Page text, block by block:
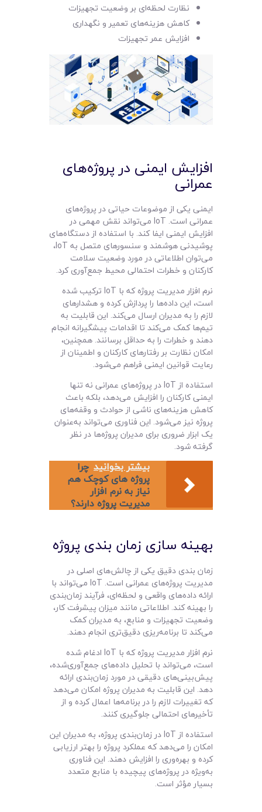
نظارت لحظه‌ای بر وضعیت تجهیزات
کاهش هزینه‌های تعمیر و نگهداری
افزایش عمر تجهیزات
افزایش ایمنی در پروژه‌های
عمرانی
ایمنی یکی از موضوعات حیاتی در پروژه‌های
عمرانی است. IoT می‌تواند نقش مهمی در
افزایش ایمنی ایفا کند. با استفاده از دستگاه‌های
پوشیدنی هوشمند و سنسورهای متصل به IoT،
می‌توان اطلاعاتی در مورد وضعیت سلامت
کارکنان و خطرات احتمالی محیط جمع‌آوری کرد.
نرم افزار مدیریت پروژه که با IoT ترکیب شده
است، این داده‌ها را پردازش کرده و هشدارهای
لازم را به مدیران ارسال می‌کند. این قابلیت به
تیم‌ها کمک می‌کند تا اقدامات پیشگیرانه انجام
دهند و خطرات را به حداقل برسانند. همچنین،
امکان نظارت بر رفتارهای کارکنان و اطمینان از
رعایت قوانین ایمنی فراهم می‌شود.
استفاده از IoT در پروژه‌های عمرانی نه تنها
ایمنی کارکنان را افزایش می‌دهد، بلکه باعث
کاهش هزینه‌های ناشی از حوادث و وقفه‌های
پروژه نیز می‌شود. این فناوری می‌تواند به‌عنوان
یک ابزار ضروری برای مدیران پروژه‌ها در نظر
گرفته شود.
بیشتر بخوانید چرا
پروژه‌ های کوچک هم
نیاز به نرم‌ افزار
مدیریت پروژه دارند؟
بهینه‌ سازی زمان‌ بندی پروژه
زمان‌ بندی دقیق یکی از چالش‌های اصلی در
مدیریت پروژه‌های عمرانی است. IoT می‌تواند با
ارائه داده‌های واقعی و لحظه‌ای، فرآیند زمان‌بندی
را بهینه کند. اطلاعاتی مانند میزان پیشرفت کار،
وضعیت تجهیزات و منابع، به مدیران کمک
می‌کند تا برنامه‌ریزی دقیق‌تری انجام دهند.
نرم افزار مدیریت پروژه که با IoT ادغام شده
است، می‌تواند با تحلیل داده‌های جمع‌آوری‌شده،
پیش‌بینی‌های دقیقی در مورد زمان‌بندی ارائه
دهد. این قابلیت به مدیران پروژه امکان می‌دهد
که تغییرات لازم را در برنامه‌ها اعمال کرده و از
تأخیرهای احتمالی جلوگیری کنند.
استفاده از IoT در زمان‌بندی پروژه، به مدیران این
امکان را می‌دهد که عملکرد پروژه را بهتر ارزیابی
کرده و بهره‌وری را افزایش دهند. این فناوری
به‌ویژه در پروژه‌های پیچیده با منابع متعدد
بسیار مؤثر است.